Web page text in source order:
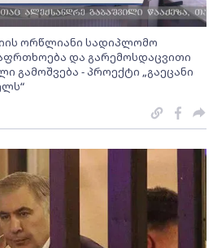
ორწლიანი სადიპლომო
და გარემოსდაცვითი
გამოშვება - პროექტი „გაეცანი